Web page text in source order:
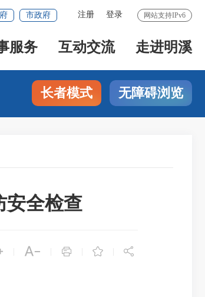
网站支持IPv6
注册 登录
市政府
服务 互动交流 走进明溪
长者模式 无障碍浏览
安全检查
   